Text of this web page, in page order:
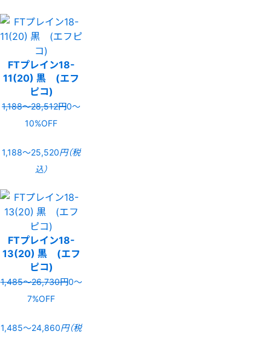
FTプレイン18-
11(20) 黒 (エフ
ピコ)
1,188〜28,512円0〜
10%OFF
1,188〜25,520円（税
込）
FTプレイン18-
13(20) 黒 (エフ
ピコ)
1,485〜26,730円0〜
7%OFF
1,485〜24,860円（税